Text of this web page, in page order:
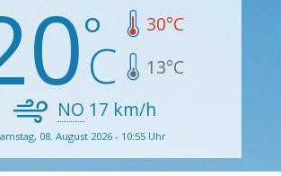
30°C
13°C
NO 17 km/h
08. August 2026 - 10:55 Uhr